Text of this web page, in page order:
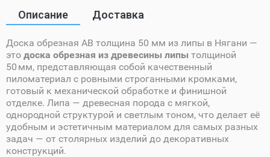
Описание Доставка
Доска обрезная AB толщина 50 мм из липы в Нягани —
это доска обрезная из древесины липы толщиной
50 мм, представляющая собой качественный
пиломатериал с ровными строганными кромками,
готовый к механической обработке и финишной
отделке. Липа — древесная порода с мягкой,
однородной структурой и светлым тоном, что делает её
удобным и эстетичным материалом для самых разных
задач — от столярных изделий до декоративных
конструкций.